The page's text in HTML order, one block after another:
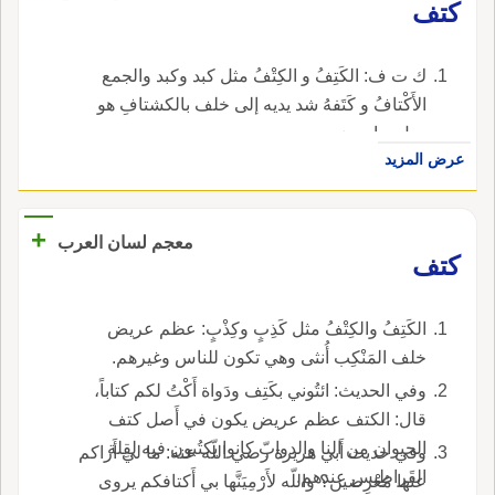
كتف
ك ت ف: الكَتِفُ و الكِتْفُ مثل كبد وكبد والجمع
الأَكْتافُ و كَتَفهُ شد يديه إلى خلف بالكشتافِ هو
حبل وبابه ضرب.
عرض المزيد
معجم لسان العرب
+
كتف
الكَتِفُ والكِتْفُ مثل كَذِبٍ وكِذْبٍ: عظم عريض
خلف المَنْكِب أُنثى وهي تكون للناس وغيرهم.
وفي الحديث: ائتُوني بكَتِف ودَواة أَكْتُ لكم كتاباً،
قال: الكتف عظم عريض يكون في أَصل كتف
الحيوان من النا والدوابّ كانوا يكتُبون فيه لقِلة
القَراطِيس عندهم.
وفي حديث أَبي هريرة رضي اللّه عنه: ما لي أَراكم
عنها مُعْرِضين؟ واللّه لأَرْمِيَنَّها بي أَكتافكم يروى